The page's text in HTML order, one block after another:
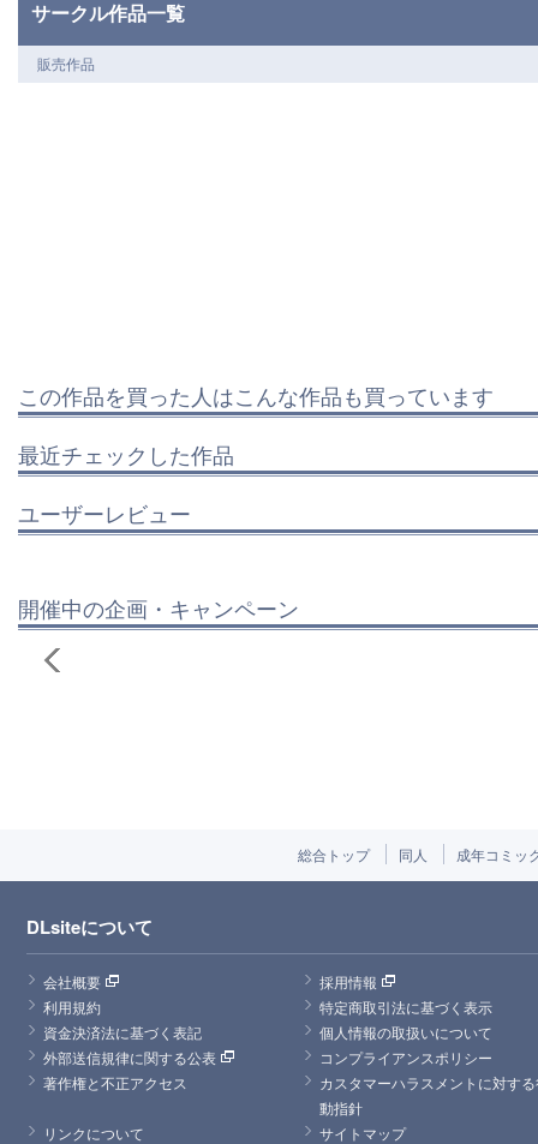
サークル作品一覧
販売作品
この作品を買った人はこんな作品も買っています
最近チェックした作品
ユーザーレビュー
開催中の企画・キャンペーン
総合トップ 同人 成年コミッ
DLsiteについて
会社概要
採用情報
利用規約
特定商取引法に基づく表示
資金決済法に基づく表記
個人情報の取扱いについて
外部送信規律に関する公表
コンプライアンスポリシー
著作権と不正アクセス
カスタマーハラスメントに対す
動指針
リンクについて
サイトマップ